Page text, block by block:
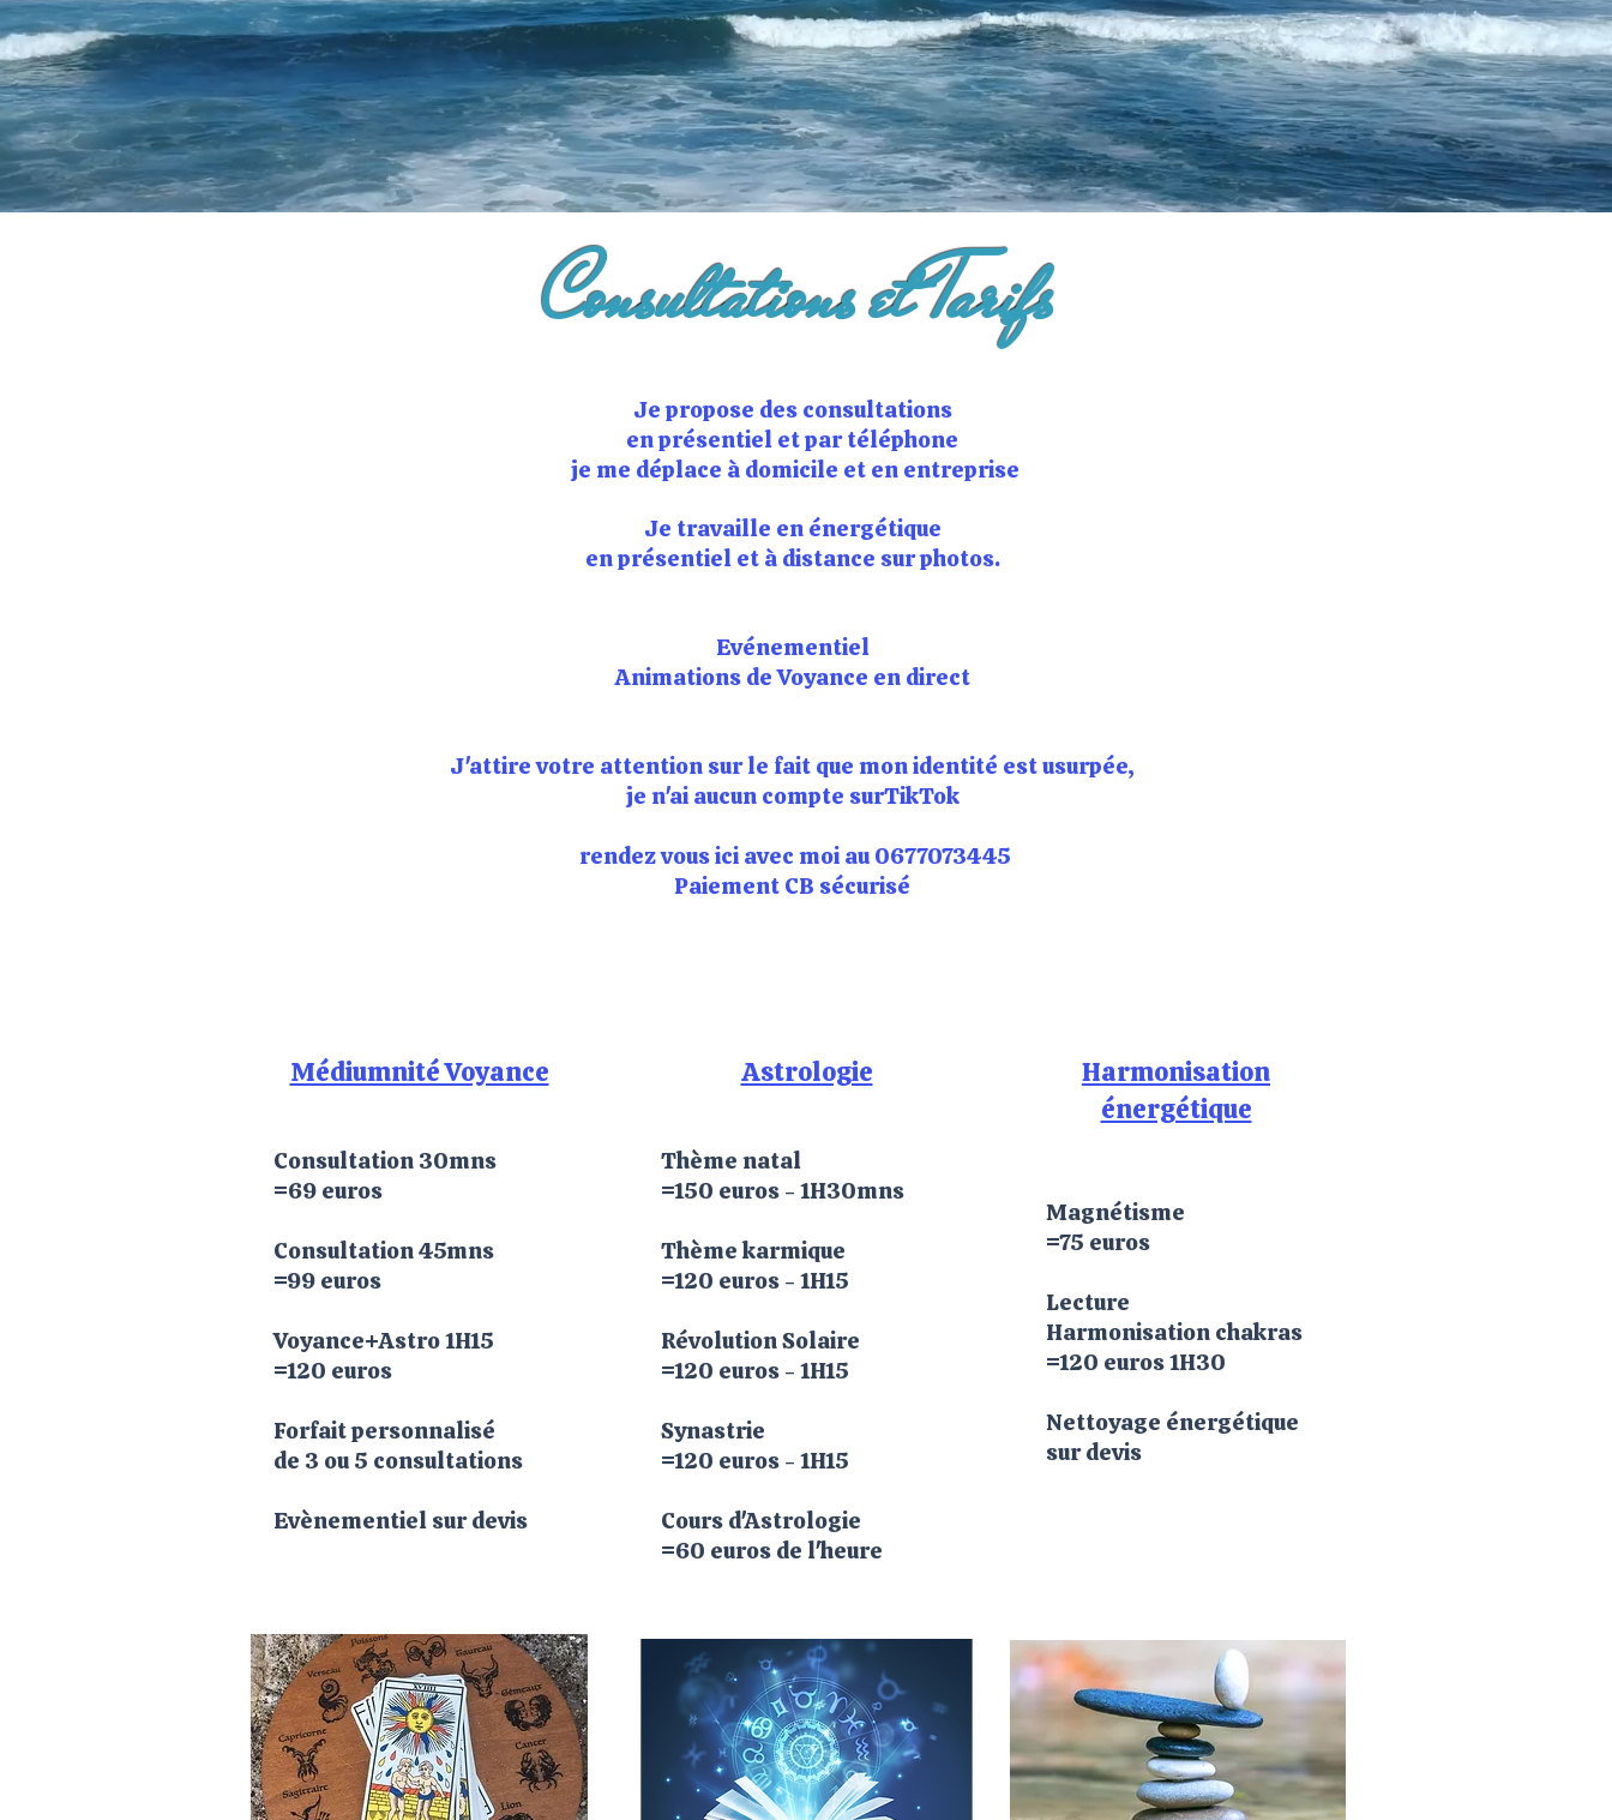
Consultations et Tarifs
Je propose des consultations
en présentiel et par téléphone
je me déplace à domicile et en entreprise
​Je travaille en énergétique
en présentiel et à distance sur photos.
Evénementiel
Animations de Voyance en direct
J'attire votre attention sur le fait que mon identité est usurpée,
je n'ai aucun compte surTikTok
rendez vous ici avec moi au 0677073445
Paiement CB sécurisé
Médiumnité Voyance
Consultation 30mns
=69 euros
​Consultation 45mns
=99 euros
Voyance+Astro1H15
=120 euros
Forfait personnalisé
de 3 ou 5 consultations
Evènementiel sur devis
Astrologie
Thème natal
=150 euros - 1H30mns
Thème karmique
=120 euros - 1H15
Révolution Solaire
=120 euros - 1H15
Synastrie
=120 euros - 1H15
Cours d'Astrologie
=60 euros de l'heure
Harmonisation
énergétique
Magnétisme
=75 euros​
Lecture
Harmonisation chakras
=120 euros 1H30
Nettoyage énergétique
sur devis